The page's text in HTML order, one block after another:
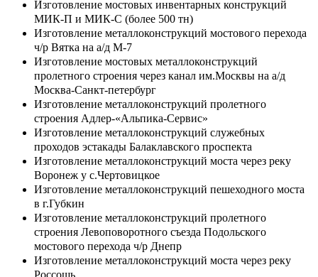
Изготовление мостовых инвентарных конструкций
МИК-П и МИК-С (более 500 тн)
Изготовление металлоконструкций мостового перехода
ч/р Вятка на а/д М-7
Изготовление мостовых металлоконструкций
пролетного строения через канал им.Москвы на а/д
Москва-Санкт-петербург
Изготовление металлоконструкций пролетного
строения Адлер-«Альпика-Сервис»
Изготовление металлоконструкций служебных
проходов эстакады Балаклавского проспекта
Изготовление металлоконструкций моста через реку
Воронеж у с.Чертовицкое
Изготовление металлоконструкций пешеходного моста
в г.Губкин
Изготовление металлоконструкций пролетного
строения Левоповоротного съезда Подольского
мостового перехода ч/р Днепр
Изготовление металлоконструкций моста через реку